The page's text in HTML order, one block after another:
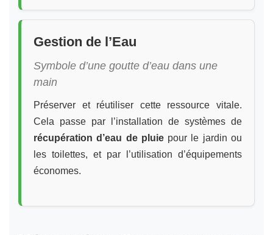
Gestion de l’Eau
Symbole d’une goutte d’eau dans une
main
Préserver et réutiliser cette ressource vitale.
Cela passe par l’installation de systèmes de
récupération d’eau de pluiepour le jardin ou
les toilettes, et par l’utilisation d’équipements
économes.